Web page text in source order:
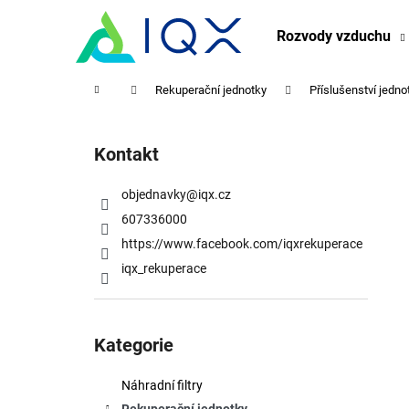
Rozvody vzduchu
Domů Rekuperační jednotky Příslušenství
Kontakt
objednavky@iqx.cz
607336000
https://www.facebook.com/iqxrekuperace
iqx_rekuperace
kategorie
Kategorie
Náhradní filtry
Zpět
Zpět